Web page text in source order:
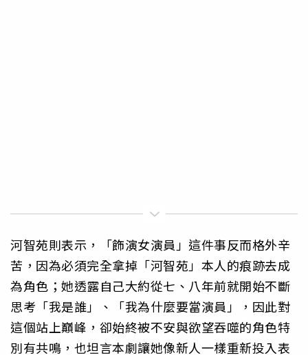
河智苑則表示，「飾演女演員」這件事反而格外辛
苦，因為必須完全拿掉「河智苑」本人的痕跡去成
為角色；她透露自己大約從七、八年前就開始不斷
思考「我是誰」、「我為什麼要當演員」，因此對
這個站上巔峰，卻始終被不安與欲望吞噬的角色特
別有共鳴，也坦言本劇讓她像新人一樣重新投入表